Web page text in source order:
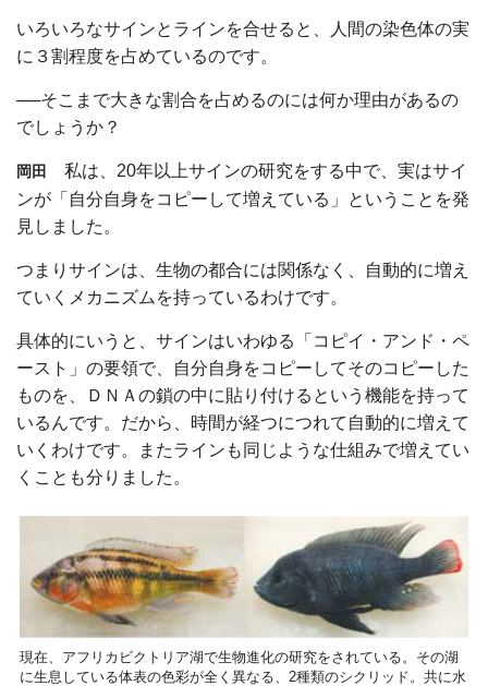
いろいろなサインとラインを合せると、人間の染色体の実
に３割程度を占めているのです。
──そこまで大きな割合を占めるのには何か理由があるの
でしょうか？
岡田
私は、20年以上サインの研究をする中で、実はサイ
ンが「自分自身をコピーして増えている」ということを発
見しました。
つまりサインは、生物の都合には関係なく、自動的に増え
ていくメカニズムを持っているわけです。
具体的にいうと、サインはいわゆる「コピイ・アンド・ペ
ースト」の要領で、自分自身をコピーしてそのコピーした
ものを、ＤＮＡの鎖の中に貼り付けるという機能を持って
いるんです。だから、時間が経つにつれて自動的に増えて
いくわけです。またラインも同じような仕組みで増えてい
くことも分りました。
現在、アフリカビクトリア湖で生物進化の研究をされている。その湖
に生息している体表の色彩が全く異なる、2種類のシクリッド。共に水